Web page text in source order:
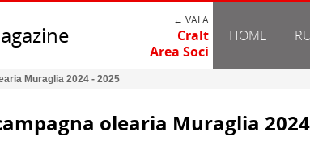
← VAI A
Cralt
Area Soci
HOME
Muraglia 2024 - 2025
olearia Muraglia